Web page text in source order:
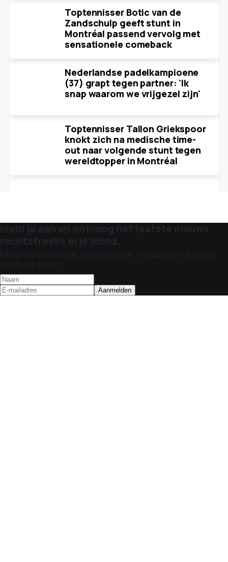
Toptennisser Botic van de
Zandschulp geeft stunt in
Montréal passend vervolg met
sensationele comeback
Nederlandse padelkampioene
(37) grapt tegen partner: 'Ik
snap waarom we vrijgezel zijn'
Toptennisser Tallon Griekspoor
knokt zich na medische time-
out naar volgende stunt tegen
wereldtopper in Montréal
Meld je aan en ontvang het laatste nieuws
rechtstreeks in je inbox.
Mis geen spannende evenementen, exclusieve tickets en
unieke updates!